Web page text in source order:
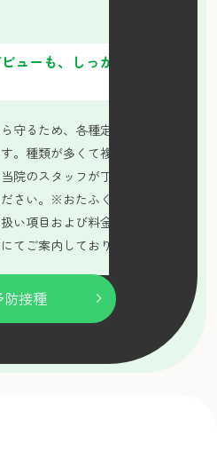
ューも、 しっかりサポー
守るため、各種定期接種およ
。種類が多くて複雑な予防接
院のスタッフが丁寧にお手伝
さい。※おたふくかぜ等の任
い項目および料金（税込）に
てご案内しております。
防接種